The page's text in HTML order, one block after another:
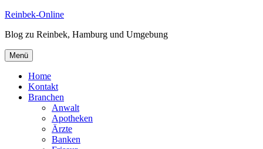
Zum
springen
Reinbek-Online
Blog zu Reinbek, Hamburg und Umgebung
Menü
Home
Kontakt
Branchen
Anwalt
Apotheken
Ärzte
Banken